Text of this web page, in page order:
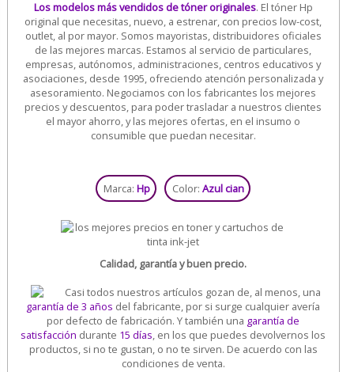
Los modelos más vendidos de tóner originales. El tóner Hp
original que necesitas, nuevo, a estrenar, con precios low-cost,
outlet, al por mayor. Somos mayoristas, distribuidores oficiales
de las mejores marcas. Estamos al servicio de particulares,
empresas, autónomos, administraciones, centros educativos y
asociaciones, desde 1995, ofreciendo atención personalizada y
asesoramiento. Negociamos con los fabricantes los mejores
precios y descuentos, para poder trasladar a nuestros clientes
el mayor ahorro, y las mejores ofertas, en el insumo o
consumible que puedan necesitar.
Marca:Hp Color:Azul cian
Calidad, garantía y buen precio.
Casi todos nuestros artículos gozan de, al menos, una
garantía de 3 años del fabricante, por si surge cualquier avería
por defecto de fabricación. Y también una garantía de
satisfacción durante 15 días, en los que puedes devolvernos los
productos, si no te gustan, o no te sirven. De acuerdo con las
condiciones de venta.